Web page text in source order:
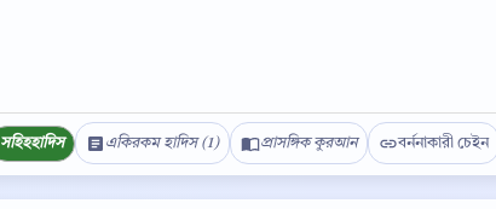
সহিহহাদিস একিরকম হাদিস (1) প্রাসঙ্গিক কুরআন বর্ননাকারী চেইন